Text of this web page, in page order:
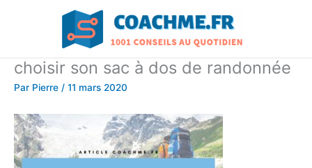
choisir son sac à dos de randonnée
Par Pierre / 11 mars 2020